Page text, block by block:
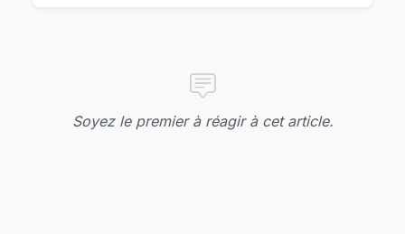
Soyez le premier à réagir à cet article.